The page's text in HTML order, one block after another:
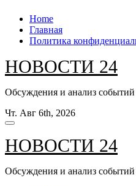
Перейти
содержанию
Home
Главная
Политика
НОВОСТИ 24
Обсуждения и анализ событий
Чт. Авг 6th, 2026
НОВОСТИ 24
Обсуждения и анализ событий